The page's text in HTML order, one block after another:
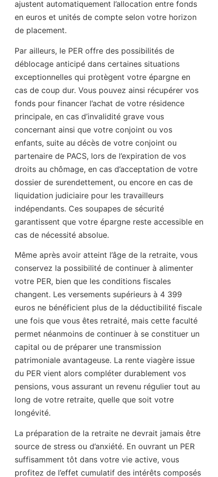
ajustent automatiquement l’allocation entre fonds
en euros et unités de compte selon votre horizon
de placement.
Par ailleurs, le PER offre des possibilités de
déblocage anticipé dans certaines situations
exceptionnelles qui protègent votre épargne en
cas de coup dur. Vous pouvez ainsi récupérer vos
fonds pour financer l’achat de votre résidence
principale, en cas d’invalidité grave vous
concernant ainsi que votre conjoint ou vos
enfants, suite au décès de votre conjoint ou
partenaire de PACS, lors de l’expiration de vos
droits au chômage, en cas d’acceptation de votre
dossier de surendettement, ou encore en cas de
liquidation judiciaire pour les travailleurs
indépendants. Ces soupapes de sécurité
garantissent que votre épargne reste accessible en
cas de nécessité absolue.
Même après avoir atteint l’âge de la retraite, vous
conservez la possibilité de continuer à alimenter
votre PER, bien que les conditions fiscales
changent. Les versements supérieurs à 4 399
euros ne bénéficient plus de la déductibilité fiscale
une fois que vous êtes retraité, mais cette faculté
permet néanmoins de continuer à se constituer un
capital ou de préparer une transmission
patrimoniale avantageuse. La rente viagère issue
du PER vient alors compléter durablement vos
pensions, vous assurant un revenu régulier tout au
long de votre retraite, quelle que soit votre
longévité.
La préparation de la retraite ne devrait jamais être
source de stress ou d’anxiété. En ouvrant un PER
suffisamment tôt dans votre vie active, vous
profitez de l’effet cumulatif des intérêts composés